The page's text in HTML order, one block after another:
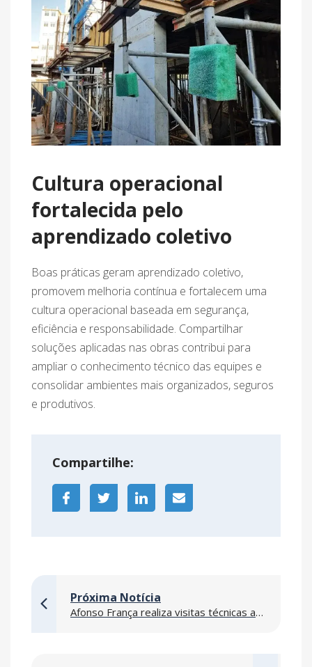
Cultura operacional
fortalecida pelo
aprendizado coletivo
Boas práticas geram aprendizado coletivo,
promovem melhoria contínua e fortalecem uma
cultura operacional baseada em segurança,
eficiência e responsabilidade. Compartilhar
soluções aplicadas nas obras contribui para
ampliar o conhecimento técnico das equipes e
consolidar ambientes mais organizados, seguros
e produtivos.
Compartilhe:
Próxima Notícia
Afonso França realiza visitas técnicas a Data Centers e obras de missão crítica nos Estados Unidos para ampliar inovação e excelência operacional